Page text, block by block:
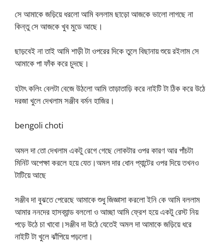
সে আমাকে জড়িয়ে ধরলো আমি বললাম ছাড়ো আজকে ভালো লাগছে না
কিন্তু সে আজকে খুব মুডে আছে।
ছাড়বেই না তাই আমি শাড়ী টা ওপরের দিকে তুলে বিছানায় শুয়ে রইলাম সে
আমাকে পা ফাঁক করে চুদছে।
হটাৎ কলিং বেলটা বেজে উঠলো আমি তাড়াতাড়ি করে নাইটি টা ঠিক করে উঠে
দরজা খুলে দেখলাম সঞ্জীব বর্মন হাজির।
bengoli choti
অমল দা তো দেখলাম একটু রেগে গেছে লোকটার ওপর কারণ আর পাঁচটা
মিনিট অপেক্ষা করলে হয়ে যেত।অমল দার ধোন প্যান্টের ওপর দিয়ে তখনও
টাটিয়ে আছে
সঞ্জীব দা বুঝতে পেরেছে আমাকে শুধু জিজ্ঞাসা করলো ইনি কে আমি বললাম
আমার ননদের হাসব্যান্ড বললো ও আচ্ছা আমি ফ্রেশ হয়ে একটু রেস্ট নিয়
পড়ে উঠে চা খাবো।সঞ্জীব দা উঠে যেতেই অমল দা আমাকে জড়িয়ে ধরে
নাইটি টা খুলে ঝাঁপিয়ে পড়লো।